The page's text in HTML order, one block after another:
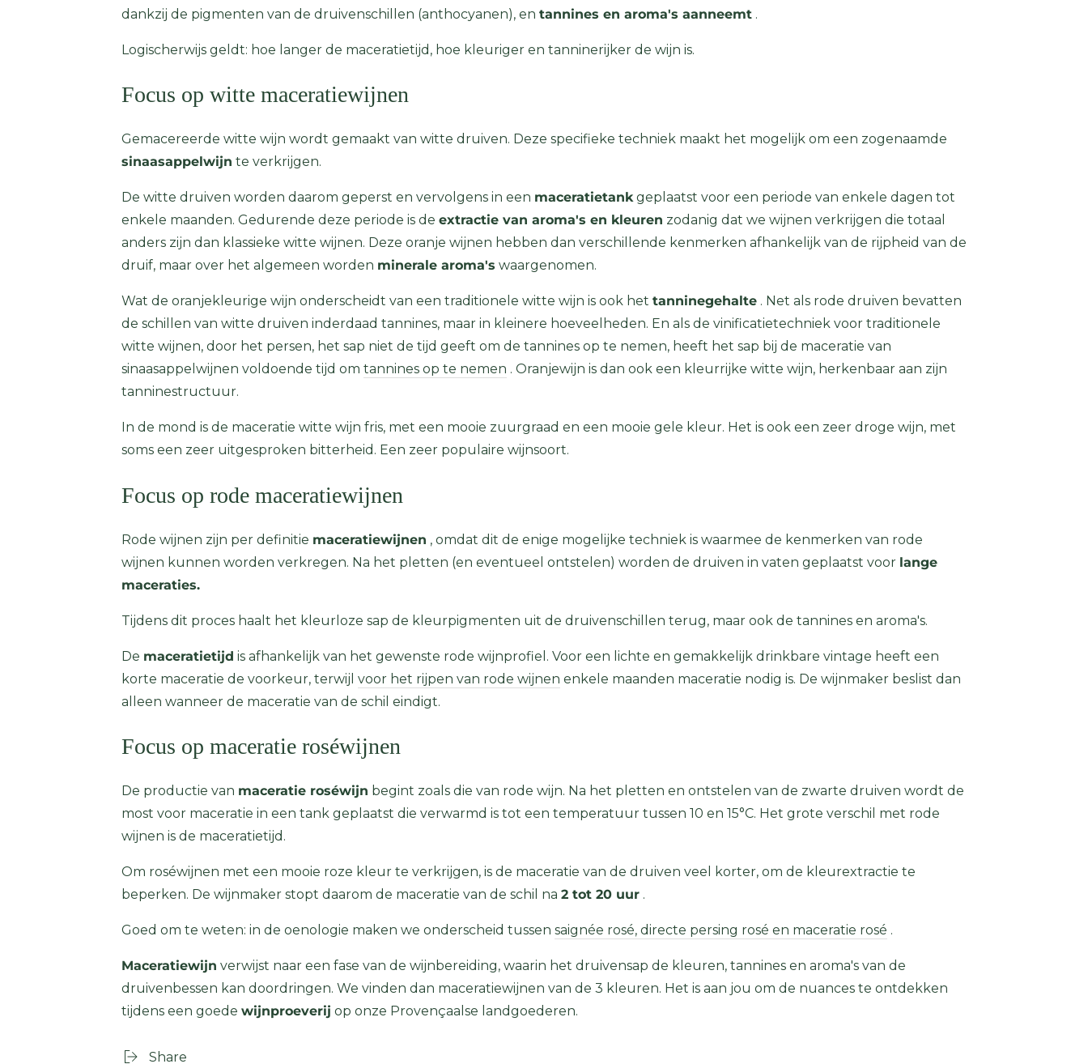
dankzij de pigmenten van de druivenschillen (anthocyanen), en tannines en aroma's aanneemt .
Logischerwijs geldt: hoe langer de maceratietijd, hoe kleuriger en tanninerijker de wijn is.
Focus op witte maceratiewijnen
Gemacereerde witte wijn wordt gemaakt van witte druiven. Deze specifieke techniek maakt het mogelijk om een ​​zogenaamde
sinaasappelwijn te verkrijgen.
De witte druiven worden daarom geperst en vervolgens in een maceratietankgeplaatst voor een periode van enkele dagen tot
enkele maanden. Gedurende deze periode is de extractie van aroma's en kleuren zodanig dat we wijnen verkrijgen die totaal
anders zijn dan klassieke witte wijnen. Deze oranje wijnen hebben dan verschillende kenmerken afhankelijk van de rijpheid van de
druif, maar over het algemeen worden minerale aroma's waargenomen.
Wat de oranjekleurige wijn onderscheidt van een traditionele witte wijn is ook het tanninegehalte . Net als rode druiven bevatten
de schillen van witte druiven inderdaad tannines, maar in kleinere hoeveelheden. En als de vinificatietechniek voor traditionele
witte wijnen, door het persen, het sap niet de tijd geeft om de tannines op te nemen, heeft het sap bij de maceratie van
sinaasappelwijnen voldoende tijd om tannines op te nemen . Oranjewijn is dan ook een kleurrijke witte wijn, herkenbaar aan zijn
tanninestructuur.
In de mond is de maceratie witte wijn fris, met een mooie zuurgraad en een mooie gele kleur. Het is ook een zeer droge wijn, met
soms een zeer uitgesproken bitterheid. Een zeer populaire wijnsoort.
Focus op rode maceratiewijnen
Rode wijnen zijn per definitie maceratiewijnen , omdat dit de enige mogelijke techniek is waarmee de kenmerken van rode
wijnen kunnen worden verkregen. Na het pletten (en eventueel ontstelen) worden de druiven in vaten geplaatst voor lange
maceraties.
Tijdens dit proces haalt het kleurloze sap de kleurpigmenten uit de druivenschillen terug, maar ook de tannines en aroma's.
De maceratietijd is afhankelijk van het gewenste rode wijnprofiel. Voor een lichte en gemakkelijk drinkbare vintage heeft een
korte maceratie de voorkeur, terwijl voor het rijpen van rode wijnen enkele maanden maceratie nodig is. De wijnmaker beslist dan
alleen wanneer de maceratie van de schil eindigt.
Focus op maceratie roséwijnen
De productie van maceratie roséwijn begint zoals die van rode wijn. Na het pletten en ontstelen van de zwarte druiven wordt de
most voor maceratie in een tank geplaatst die verwarmd is tot een temperatuur tussen 10 en 15°C. Het grote verschil met rode
wijnen is de maceratietijd.
Om roséwijnen met een mooie roze kleur te verkrijgen, is de maceratie van de druiven veel korter, om de kleurextractie te
beperken. De wijnmaker stopt daarom de maceratie van de schil na 2 tot 20 uur .
Goed om te weten: in de oenologie maken we onderscheid tussen saignée rosé, directe persing rosé en maceratie rosé .
Maceratiewijn verwijst naar een fase van de wijnbereiding, waarin het druivensap de kleuren, tannines en aroma's van de
druivenbessen kan doordringen. We vinden dan maceratiewijnen van de 3 kleuren. Het is aan jou om de nuances te ontdekken
tijdens een goede wijnproeverij op onze Provençaalse landgoederen.
Share